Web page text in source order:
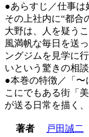
●あらすじ／仕事は
その上社内に“都合
大野は、人を疑う
風満帆な毎日を送
ングジムを見学に
いという驚きの相
●本巻の特徴／「〜
こにでもある街「
が送る日常を描く
著者
戸田誠二